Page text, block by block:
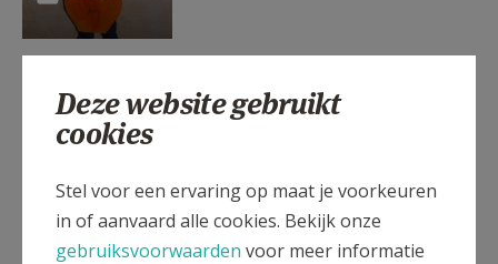
De Heilige Clara van Assisi –
11 augustus
Deze website gebruikt
cookies
Stel voor een ervaring op maat je voorkeuren
in of aanvaard alle cookies. Bekijk onze
gebruiksvoorwaarden voor meer informatie